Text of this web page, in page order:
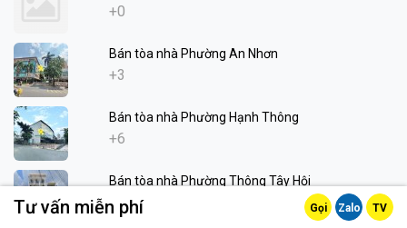
+0
Bán tòa nhà Phường An Nhơn
+3
Bán tòa nhà Phường Hạnh Thông
+6
Bán tòa nhà Phường Thông Tây Hội
+1
Tư vấn miễn phí Gọi Zalo TV